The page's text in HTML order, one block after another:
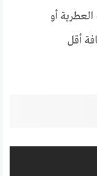
العطرية أو
أقل